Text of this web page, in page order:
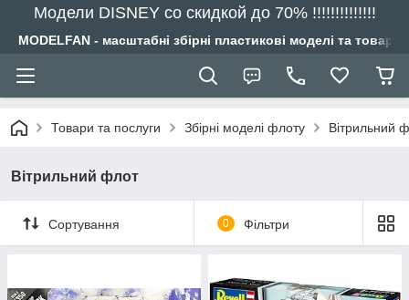
Модели DISNEY со скидкой до 70% !!!!!!!!!!!!!!
MODELFAN - масштабні збірні пластикові моделі та
Товари та послуги Збірні моделі флоту Вітрильний
Вітрильний флот
Сортування 0 Фільтри